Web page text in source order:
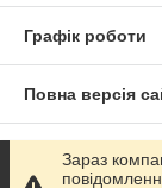
Графік роботи
Повна версія
Сайт створено
Зараз